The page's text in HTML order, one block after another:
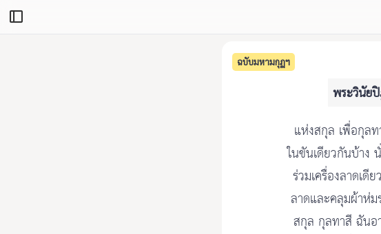
ฉบับมหามกุฏฯ
พระวินัยปิ
แห่งสกุล เพื่อกุล
ในขันเดียวกันบ้าง
ร่วมเครื่องลาดเ
ลาดและคลุมผ้าห่
สกุล กุลทาสี ฉันอ